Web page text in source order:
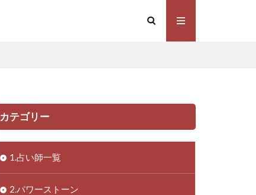
カテゴリー
1.占い師一覧
2.パワーストーン